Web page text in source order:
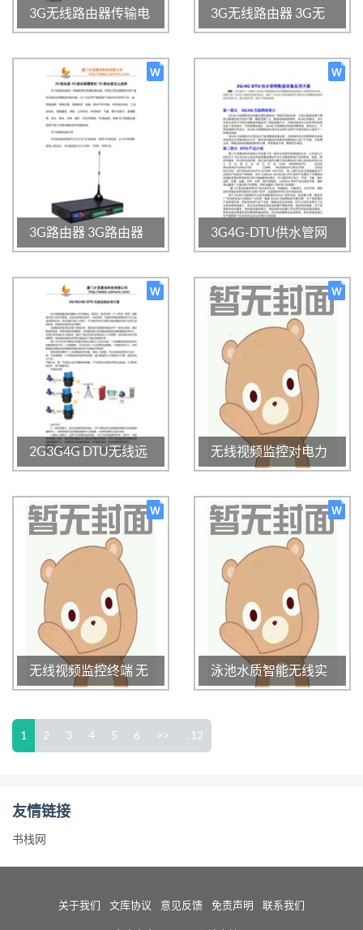
3G无线路由器传输电
力行业解决方案
1241 0
3.0
2020-01-16 16:42:03
3G无线路由器 3G无
线路由器哪家好 3G无
线路由器怎么选择
1195 0
3.0
2020-01-16 16:41:37
3G路由器 3G路由器
哪家好 3G路由器怎么
选择
1181 0
3.0
2020-01-16 16:41:24
3G4G-DTU供水管网
数据采集应用方案
1109 0
3.0
2020-01-16 16:41:11
2G3G4G DTU无线远
程抄表方案
1200 0
3.0
2020-01-16 16:40:08
无线视频监控对电力
输电线路监测解决方
案
1058 0
3.0
2019-12-23 14:19:46
无线视频监控终端 无
线视频监控终端功能
泳池水质智能无线实
时监测系统 无线监测
1 2 3 4 5 6 >> ..12
友情链接
书栈网
关于我们 文库协议 意见反馈 免责声明 联系我们